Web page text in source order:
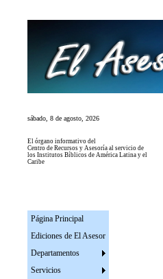
sábado, 8 de agosto, 2026
El órgano informativo del
Centro de Recursos y Asesoría al servicio de
los Institutos Bíblicos de América Latina y el
Caribe
Página Principal
Ediciones de El Asesor
Departamentos
Servicios